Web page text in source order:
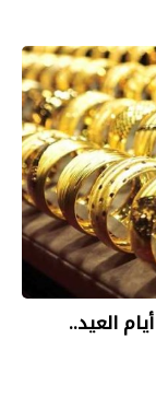
العيد..